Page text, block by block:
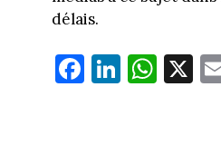
délais.
Fa
ce
Li
nk
W
ha
X